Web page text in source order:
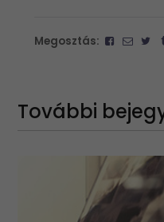
Megosztás:
További